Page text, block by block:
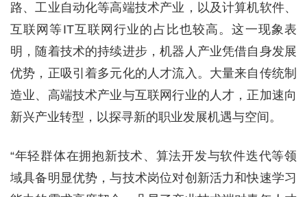
路、工业自动化等高端技术产业，以及计算机软件、
互联网等IT互联网行业的占比也较高。这一现象表
明，随着技术的持续进步，机器人产业凭借自身发展
优势，正吸引着多元化的人才流入。大量来自传统制
造业、高端技术产业与互联网行业的人才，正加速向
新兴产业转型，以探寻新的职业发展机遇与空间。
“年轻群体在拥抱新技术、算法开发与软件迭代等领
域具备明显优势，与技术岗位对创新活力和快速学习